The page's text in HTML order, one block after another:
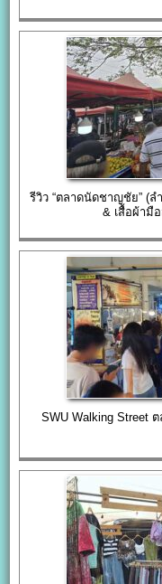
รีวิว “ตลาดนัดชาญชัย” (
& เสื้อผ้ามื
SWU Walking Street